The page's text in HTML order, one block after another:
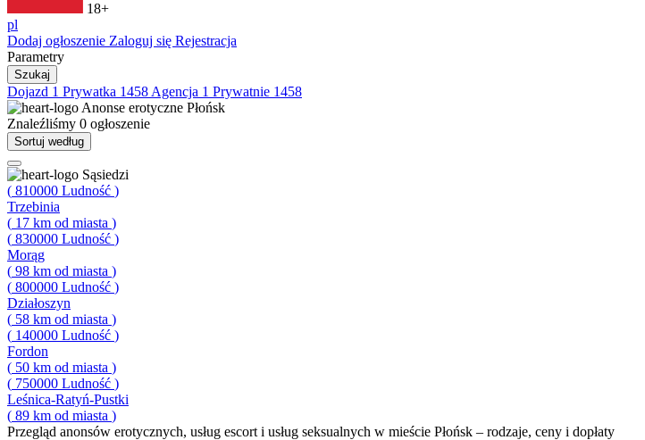
18+
pl
Dodaj ogłoszenie Zaloguj się Rejestracja
Parametry
Szukaj
Dojazd 1 Prywatka 1458 Agencja 1 Prywatnie 1458
Anonse erotyczne Płońsk
Znaleźliśmy 0 ogłoszenie
Sortuj według
Sąsiedzi
( 810000 Ludność )
Trzebinia
( 17 km od miasta )
( 830000 Ludność )
Morąg
( 98 km od miasta )
( 800000 Ludność )
Działoszyn
( 58 km od miasta )
( 140000 Ludność )
Fordon
( 50 km od miasta )
( 750000 Ludność )
Leśnica-Ratyń-Pustki
( 89 km od miasta )
Przegląd anonsów erotycznych, usług escort i usług seksualnych w mieście Płońsk – rodzaje, ceny i dopłaty